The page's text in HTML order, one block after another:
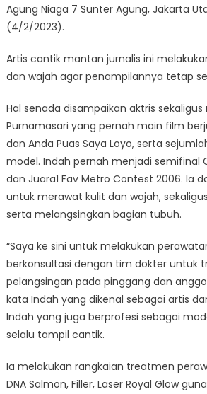
Agung Niaga 7 Sunter Agung, Jakarta
(4/2/2023).
Artis cantik mantan jurnalis ini
dan wajah agar penampilannya tetap
Hal senada disampaikan aktris
Purnamasari yang pernah main film
dan Anda Puas Saya Loyo, serta
model. Indah pernah menjadi semifinal
dan Juara1 Fav Metro Contest 2006. Ia
untuk merawat kulit dan wajah,
serta melangsingkan bagian tubuh.
“Saya ke sini untuk melakukan
berkonsultasi dengan tim dokter untuk
pelangsingan pada pinggang dan
kata Indah yang dikenal sebagai artis
Indah yang juga berprofesi sebagai
selalu tampil cantik.
Ia melakukan rangkaian treatmen
DNA Salmon, Filler, Laser Royal Glow